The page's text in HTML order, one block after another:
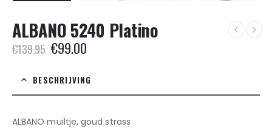
ALBANO 5240 Platino
€139.95 Oorspronkelijke
prijs
was:
€139.95.
€99.00Huidige
is:
€99.00.
BESCHRIJVING
ALBANO muiltje, goud strass